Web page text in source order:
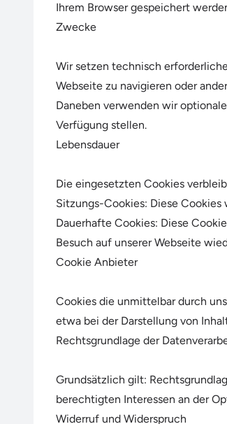
Ihrem Browser gespeichert
Zwecke
Wir setzen technisch
Webseite zu navigieren oder
Daneben verwenden wir
Verfügung stellen.
Lebensdauer
Die eingesetzten Cookies
Sitzungs-Cookies: Diese
Dauerhafte Cookies: Diese
Besuch auf unserer Webseite
Cookie Anbieter
Cookies die unmittelbar durch
etwa bei der Darstellung von
Rechtsgrundlage der
Grundsätzlich gilt:
berechtigten Interessen an der
Widerruf und Widerspruch